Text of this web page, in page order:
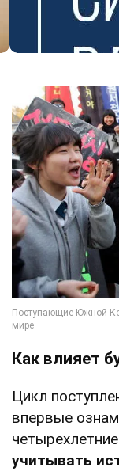
Как влияет
Цикл
впервые
учитывать